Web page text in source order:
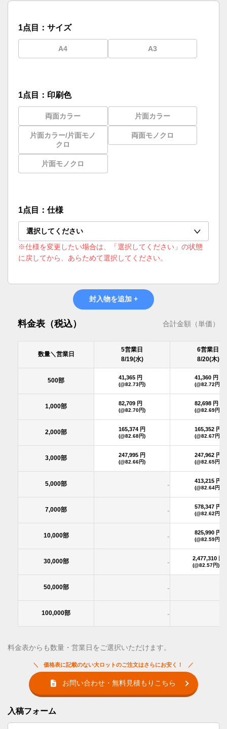
1点目：サイズ
A4 A3
1点目：印刷色
両面カラー 片面カラー
片面カラー/片面モノ
クロ
両面モノクロ
片面モノクロ
1点目：仕様
選択してください
※仕様を変更したい場合は、「選択してください」の状態
に戻してから、あらためて選択してください。
封入物を追加 +
料金表（税込） 合計金額（単価）
数量＼営業日
5営業日
8/19(水)
6営業日
8/20(木)
500部 41,365 円
(@82.73円)
41,360 円
(@82.72円)
1,000部 82,709 円
(@82.70円)
82,698 円
(@82.69円)
2,000部 165,374 円
(@82.68円)
165,352 円
(@82.67円)
3,000部 247,995 円
(@82.66円)
247,962 円
(@82.65円)
5,000部 - 413,215 円
(@82.64円)
7,000部 - 578,347 円
(@82.62円)
10,000部 - 825,990 円
(@82.59円)
30,000部 - 2,477,310 円
(@82.57円)
50,000部 -
100,000部 -
料金表からも数量・営業日をご選択いただけます。
価格表に記載のない大ロットのご注文はさらにお安く！
お問い合わせ・無料見積もりこちら
入稿フォーム